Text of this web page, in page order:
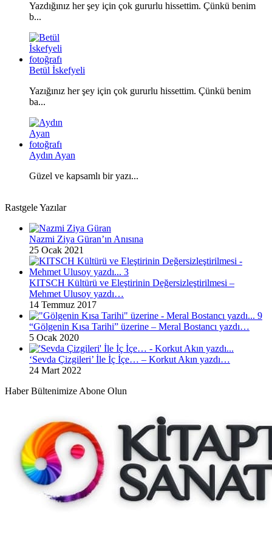
Yazdığınız her şey için çok gururlu hissettim. Çünkü benim
b...
Betül İskefyeli
Yazığınız her şey için çok gururlu hissettim. Çünkü benim
ba...
Aydın Ayan
Güzel ve kapsamlı bir yazı...
Rastgele Yazılar
Nazmi Ziya Güran’ın Anısına
25 Ocak 2021
KITSCH Kültürü ve Eleştirinin Değersizleştirilmesi –
Mehmet Ulusoy yazdı…
14 Temmuz 2017
“Gölgenin Kısa Tarihi” üzerine – Meral Bostancı yazdı…
5 Ocak 2020
‘Sevda Çizgileri’ İle İç İçe… – Korkut Akın yazdı…
24 Mart 2022
Haber Bültenimize Abone Olun